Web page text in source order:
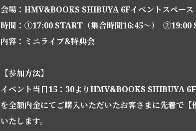
会場：HMV&BOOKS SHIBUYA 6Fイベントスペース
時間：①17:00 START（集合時間16:45〜） ②19:00
内容：ミニライブ&特典会
【参加方法】
イベント当日15：30よりHMV&BOOKS SHIBUYA
を全額内金にてご購入いただいたお客さまに先着で
いたします。